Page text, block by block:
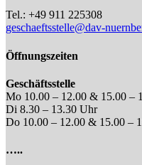
Tel.: +49 911 225308
geschaeftsstelle@dav-
Öffnungszeiten
Geschäftsstelle
Mo 10.00 – 12.00 & 15.00 –
Di 8.30 – 13.30 Uhr
Do 10.00 – 12.00 & 15.00 –
…..